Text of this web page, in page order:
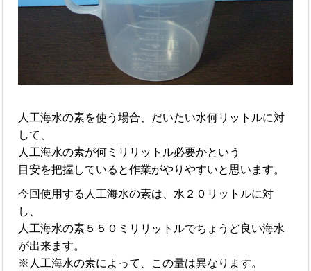
人工海水の素を使う場合、だいたい水何リットルに対
して、
人工海水の素が何ミリリットル必要かという
目安を把握していると作業がやりやすいと思います。
今回使用する人工海水の素は、水２０リットルに対
し、
人工海水の素５５０ミリリットルでちょうど良い海水
が出来ます。
※人工海水の素によって、この量は異なります。